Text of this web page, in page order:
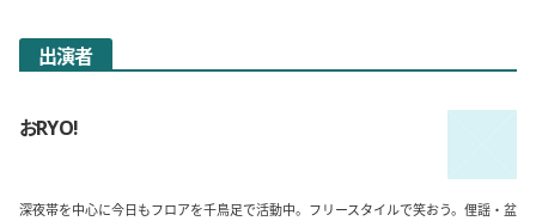
出演者
おRYO!
深夜帯を中心に今日もフロアを千鳥足で活動中。フリースタイルで笑おう。俚謡・盆